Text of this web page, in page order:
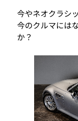
今やネオクラシ
今のクルマには
か？